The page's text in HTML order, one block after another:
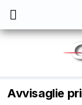
Avvisaglie